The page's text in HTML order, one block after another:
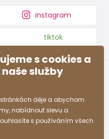
25 26 27
155 165 170 175 181
instagram
tiktok
s cookies a
služby
děje a abychom
nabídnout slevu a
s používáním všech